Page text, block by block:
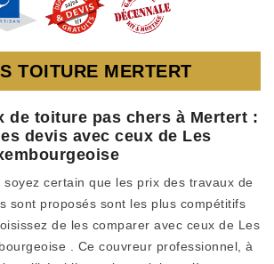
TOITURE MERTERT
de toiture pas chers à Mertert :
devis avec ceux de Les
soyez certain que les prix des travaux de
sont proposés sont les plus compétitifs
de les comparer avec ceux de Les
. Ce couvreur professionnel, à